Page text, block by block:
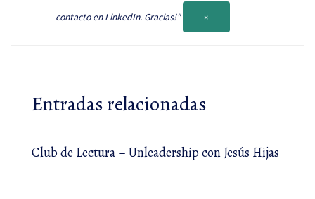
contacto en LinkedIn. Gracias!"
×
Entradas relacionadas
Club de Lectura – Unleadership con Jesús Hijas